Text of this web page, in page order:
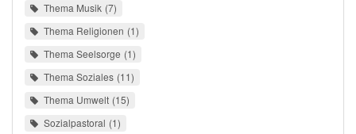
Thema Musik 7
Thema Religionen 1
Thema Seelsorge 1
Thema Soziales 11
Thema Umwelt 15
Sozialpastoral 1